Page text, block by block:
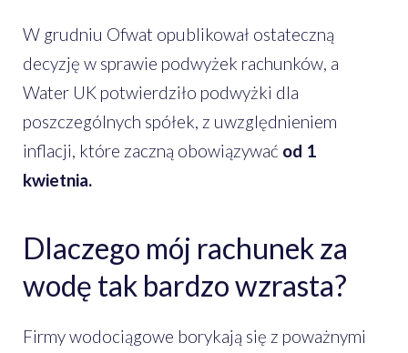
W grudniu Ofwat opublikował ostateczną
decyzję w sprawie podwyżek rachunków, a
Water UK potwierdziło podwyżki dla
poszczególnych spółek, z uwzględnieniem
inflacji, które zaczną obowiązywać od 1
kwietnia.
Dlaczego mój rachunek za
wodę tak bardzo wzrasta?
Firmy wodociągowe borykają się z poważnymi